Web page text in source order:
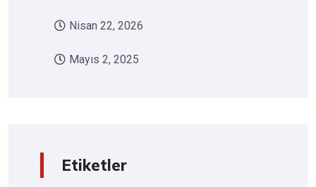
Nisan 22, 2026
Mayıs 2, 2025
Etiketler